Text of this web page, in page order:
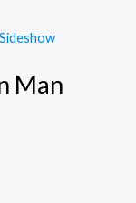
Sideshow
Man